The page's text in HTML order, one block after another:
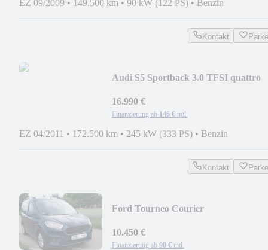
EZ 09/2009 • 149.500 km • 90 kW (122 PS) • Benzin
Kontakt
Audi S5 Sportback 3.0 TFSI quattro
16.990 €
Finanzierung ab 146 € mtl.
EZ 04/2011 • 172.500 km • 245 kW (333 PS) • Benzin
Kontakt
Ford Tourneo Courier
10.450 €
Finanzierung ab 90 € mtl.